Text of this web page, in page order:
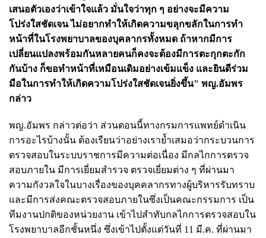
เสนอตัวเองว่าเข้าใจแล้ว มั่นใจว่าทุก ๆ อย่างจะมีความ
โปร่งใสชัดเจน ไม่อยากทำให้เกิดความขลุกขลักในการทำ
หน้าที่ในโรงพยาบาลของบุคลากรทั้งหมด ถ้าหากมีการ
เปลี่ยนแปลงพร้อมกันหลายคนก็คงจะต้องมีการตะกุกตะกัก
กันบ้าง ก็ขอทำหน้าที่เหมือนเดิมอย่างเข้มแข็ง และยินดีร่วม
มือในการทำให้เกิดความโปร่งใสชัดเจนยิ่งขึ้น" พญ.อัมพร
กล่าว
พญ.อัมพร กล่าวต่อว่า ส่วนตอนนี้ทางกรมการแพทย์ดำเนิน
การอะไรบ้างนั้น ต้องเรียนว่าอย่างเราย้ำเสมอว่ากระบวนการ
ตรวจสอบในระบบราชการมีความต่อเนื่อง มีกลไกการตรวจ
สอบภายใน มีการเยี่ยมสำรวจ ตรวจเยี่ยมต่าง ๆ ที่ผ่านมา
ความกังวลใจในบางเรื่องของบุคคลากรทางผู้บริหารรับทราบ
และมีการส่งคณะตรวจสอบภายในซึ่งเป็นคณะกรรมการ เป็น
ทีมงานปกติของหน่วยงาน เข้าไปสำทับกลไกการตรวจสอบใน
โรงพยาบาลอีกชั้นหนึ่ง ซึ่งเข้าไปตั้งแต่วันที่ 11 มี.ค. ที่ผ่านมา